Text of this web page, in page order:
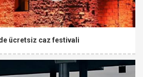
ücretsiz caz festivali